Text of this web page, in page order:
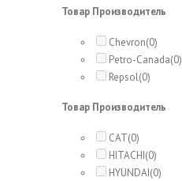
Товар Производитель
Chevron(0)
Petro-Canada(0)
Repsol(0)
Товар Производитель
CAT(0)
HITACHI(0)
HYUNDAI(0)